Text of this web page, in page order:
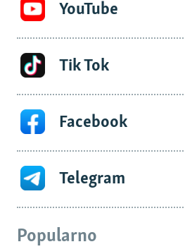
YouTube
Tik Tok
Facebook
Telegram
Popularno